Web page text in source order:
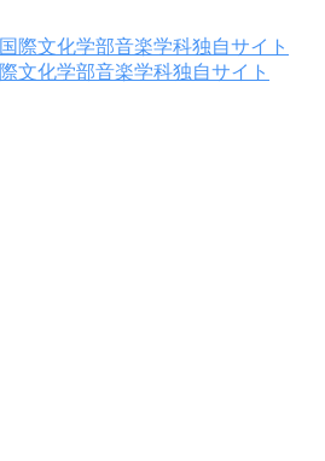
文化学部音楽学科独自サイト